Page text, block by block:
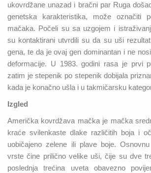
ukovrdžane unazad i bračni par Ruga
genetska karakteristika, može označiti
mačaka. Počeli su sa uzgojem i
su kontaktirani utvrdili su da su uši
gena, te da je ovaj gen dominantan i ne
deformacije. U 1983. godini rasa je prvi
zatim je stepenik po stepenik dobijala
kada je konačno ušla i u takmičarsku
Izgled
Američka kovrdžava mačka je mačka
kraće svilenkaste dlake različitih boja i
uobičajeno zelene ili plave boje.
vrste čine prilično velike uši, čije su dve
poslednja trećina uveta obavezno